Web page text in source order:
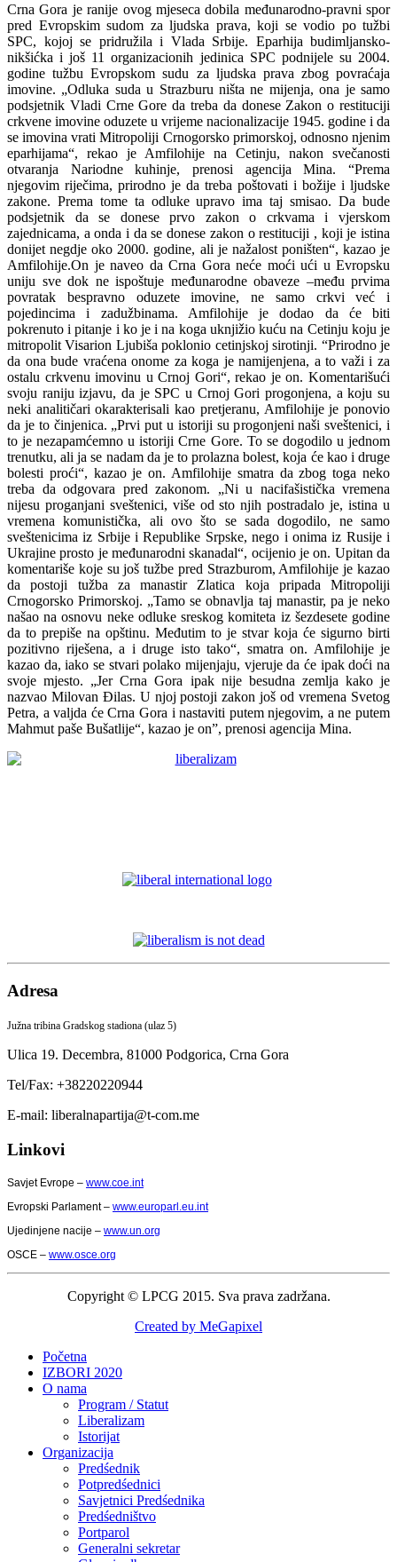
Crna Gora je ranije ovog mjeseca dobila međunarodno-pravni spor
pred Evropskim sudom za ljudska prava, koji se vodio po tužbi
SPC, kojoj se pridružila i Vlada Srbije. Eparhija budimljansko-
nikšićka i još 11 organizacionih jedinica SPC podnijele su 2004.
godine tužbu Evropskom sudu za ljudska prava zbog povraćaja
imovine. „Odluka suda u Strazburu ništa ne mijenja, ona je samo
podsjetnik Vladi Crne Gore da treba da donese Zakon o restituciji
crkvene imovine oduzete u vrijeme nacionalizacije 1945. godine i da
se imovina vrati Mitropoliji Crnogorsko primorskoj, odnosno njenim
eparhijama“, rekao je Amfilohije na Cetinju, nakon svečanosti
otvaranja Nariodne kuhinje, prenosi agencija Mina. “Prema
njegovim riječima, prirodno je da treba poštovati i božije i ljudske
zakone. Prema tome ta odluke upravo ima taj smisao. Da bude
podsjetnik da se donese prvo zakon o crkvama i vjerskom
zajednicama, a onda i da se donese zakon o restituciji , koji je istina
donijet negdje oko 2000. godine, ali je nažalost poništen“, kazao je
Amfilohije.On je naveo da Crna Gora neće moći ući u Evropsku
uniju sve dok ne ispoštuje međunarodne obaveze –među prvima
povratak bespravno oduzete imovine, ne samo crkvi već i
pojedincima i zadužbinama. Amfilohije je dodao da će biti
pokrenuto i pitanje i ko je i na koga uknjižio kuću na Cetinju koju je
mitropolit Visarion Ljubiša poklonio cetinjskoj sirotinji. “Prirodno je
da ona bude vraćena onome za koga je namijenjena, a to važi i za
ostalu crkvenu imovinu u Crnoj Gori“, rekao je on. Komentarišući
svoju raniju izjavu, da je SPC u Crnoj Gori progonjena, a koju su
neki analitičari okarakterisali kao pretjeranu, Amfilohije je ponovio
da je to činjenica. „Prvi put u istoriji su progonjeni naši sveštenici, i
to je nezapamćemno u istoriji Crne Gore. To se dogodilo u jednom
trenutku, ali ja se nadam da je to prolazna bolest, koja će kao i druge
bolesti proći“, kazao je on. Amfilohije smatra da zbog toga neko
treba da odgovara pred zakonom. „Ni u nacifašistička vremena
nijesu proganjani sveštenici, više od sto njih postradalo je, istina u
vremena komunistička, ali ovo što se sada dogodilo, ne samo
sveštenicima iz Srbije i Republike Srpske, nego i onima iz Rusije i
Ukrajine prosto je međunarodni skanadal“, ocijenio je on. Upitan da
komentariše koje su još tužbe pred Strazburom, Amfilohije je kazao
da postoji tužba za manastir Zlatica koja pripada Mitropoliji
Crnogorsko Primorskoj. „Tamo se obnavlja taj manastir, pa je neko
našao na osnovu neke odluke sreskog komiteta iz šezdesete godine
da to prepiše na opštinu. Međutim to je stvar koja će sigurno birti
pozitivno riješena, a i druge isto tako“, smatra on. Amfilohije je
kazao da, iako se stvari polako mijenjaju, vjeruje da će ipak doći na
svoje mjesto. „Jer Crna Gora ipak nije besudna zemlja kako je
nazvao Milovan Đilas. U njoj postoji zakon još od vremena Svetog
Petra, a valjda će Crna Gora i nastaviti putem njegovim, a ne putem
Mahmut paše Bušatlije“, kazao je on”, prenosi agencija Mina.
Adresa
Južna tribina Gradskog stadiona (ulaz 5)
Ulica 19. Decembra, 81000 Podgorica, Crna Gora
Tel/Fax: +38220220944
E-mail: liberalnapartija@t-com.me
Linkovi
Savjet Evrope – www.coe.int
Evropski Parlament – www.europarl.eu.int
Ujedinjene nacije – www.un.org
OSCE – www.osce.org
Copyright © LPCG 2015. Sva prava zadržana.
Created by MeGapixel
Početna
IZBORI 2020
O nama
Program / Statut
Liberalizam
Istorijat
Organizacija
Predśednik
Potpredśednici
Savjetnici Predśednika
Predśedništvo
Portparol
Generalni sekretar